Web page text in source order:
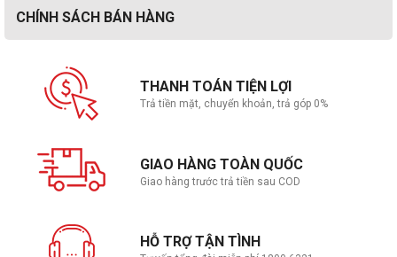
CHÍNH SÁCH BÁN HÀNG
THANH TOÁN TIỆN LỢI
Trả tiền mặt, chuyển khoản, trả góp 0%
GIAO HÀNG TOÀN QUỐC
Giao hàng trước trả tiền sau COD
HỖ TRỢ TẬN TÌNH